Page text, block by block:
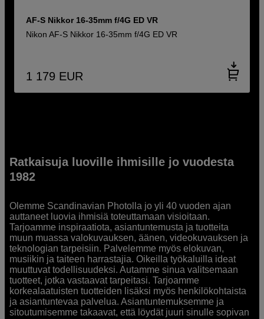
AF-S Nikkor 16-35mm f/4G ED VR
Nikon AF-S Nikkor 16-35mm f/4G ED VR
1 179 EUR
Ratkaisuja luoville ihmisille jo vuodesta
1982
Olemme Scandinavian Photolla jo yli 40 vuoden ajan
auttaneet luovia ihmisiä toteuttamaan visioitaan.
Tarjoamme inspiraatiota, asiantuntemusta ja tuotteita
muun muassa valokuvauksen, äänen, videokuvauksen ja
teknologian tarpeisiin. Palvelemme myös elokuvan,
musiikin ja taiteen harrastajia. Oikeilla työkaluilla ideat
muuttuvat todellisuudeksi. Autamme sinua valitsemaan
tuotteet, jotka vastaavat tarpeitasi. Tarjoamme
korkealaatuisten tuotteiden lisäksi myös henkilökohtaista
ja asiantuntevaa palvelua. Asiantuntemuksemme ja
sitoutumisemme takaavat, että löydät juuri sinulle sopivan